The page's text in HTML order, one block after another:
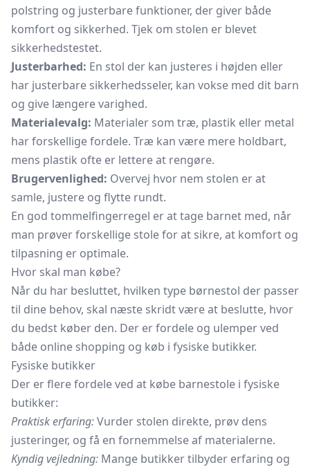
polstring og justerbare funktioner, der giver både
komfort og sikkerhed. Tjek om stolen er blevet
sikkerhedstestet.
Justerbarhed: En stol der kan justeres i højden eller
har justerbare sikkerhedsseler, kan vokse med dit barn
og give længere varighed.
Materialevalg: Materialer som træ, plastik eller metal
har forskellige fordele. Træ kan være mere holdbart,
mens plastik ofte er lettere at rengøre.
Brugervenlighed: Overvej hvor nem stolen er at
samle, justere og flytte rundt.
En god tommelfingerregel er at tage barnet med, når
man prøver forskellige stole for at sikre, at komfort og
tilpasning er optimale.
Hvor skal man købe?
Når du har besluttet, hvilken type børnestol der passer
til dine behov, skal næste skridt være at beslutte, hvor
du bedst køber den. Der er fordele og ulemper ved
både online shopping og køb i fysiske butikker.
Fysiske butikker
Der er flere fordele ved at købe barnestole i fysiske
butikker:
Praktisk erfaring:Vurder stolen direkte, prøv dens
justeringer, og få en fornemmelse af materialerne.
Kyndig vejledning: Mange butikker tilbyder erfaring og